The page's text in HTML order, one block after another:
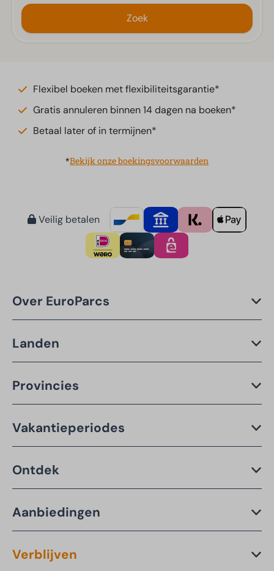
Zoek
Flexibel boeken met flexibiliteitsgarantie*
Gratis annuleren binnen 14 dagen na boeken*
Betaal later of in termijnen*
*Bekijk onze boekingsvoorwaarden
Veilig betalen
Over EuroParcs
Landen
Provincies
Vakantieperiodes
Ontdek
Aanbiedingen
Verblijven